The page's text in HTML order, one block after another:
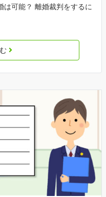
は可能？ 離婚裁判をするに